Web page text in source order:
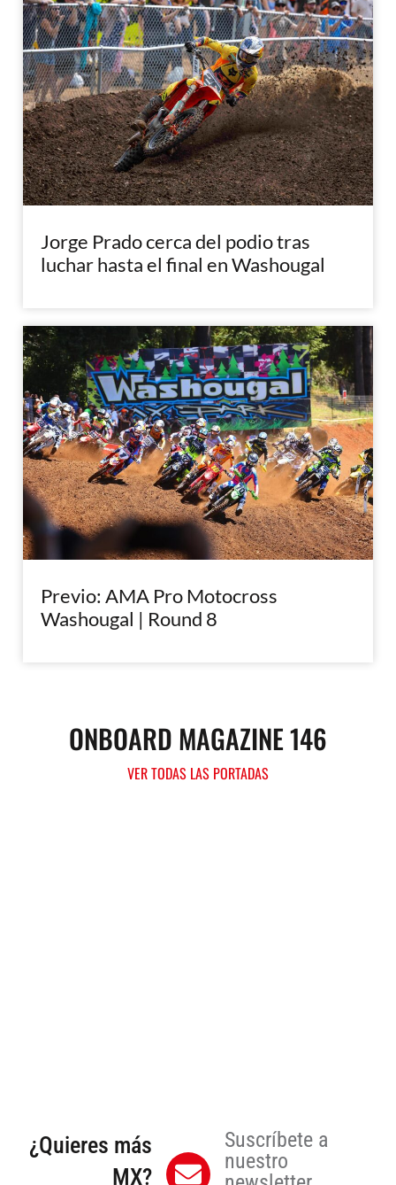
Jorge Prado cerca del podio tras
luchar hasta el final en Washougal
Previo: AMA Pro Motocross
Washougal | Round 8
ONBOARD MAGAZINE 146
VER TODAS LAS PORTADAS
¿Quieres más
MX?
Suscríbete a
nuestro